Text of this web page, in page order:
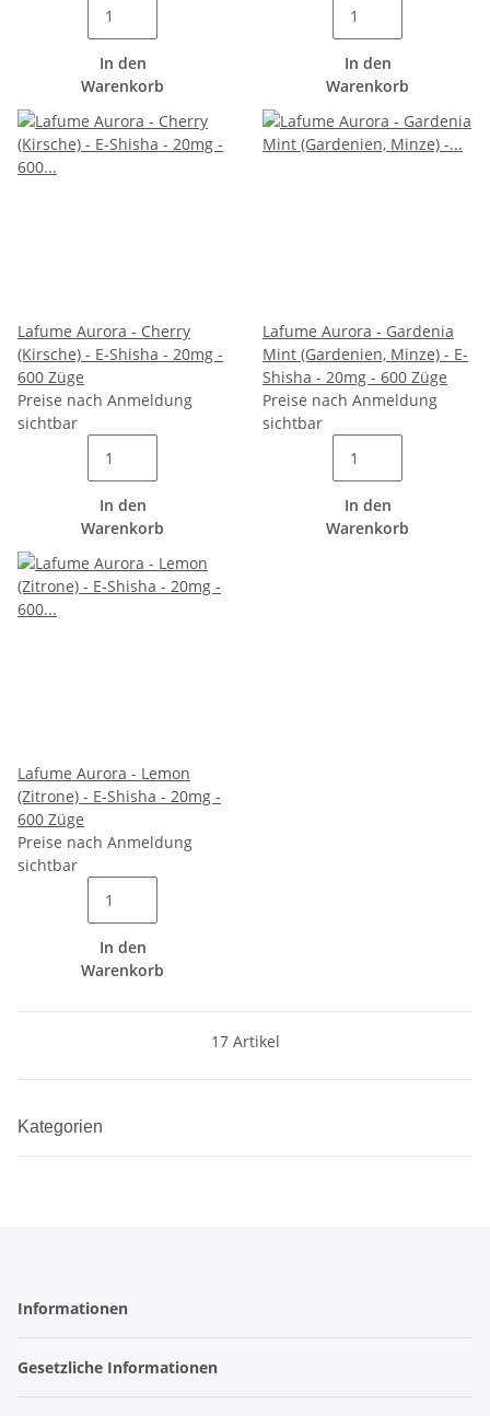
In den
Warenkorb
In den
Warenkorb
Lafume Aurora - Cherry
(Kirsche) - E-Shisha - 20mg -
600 Züge
Preise nach Anmeldung
sichtbar
In den
Warenkorb
Lafume Aurora - Gardenia
Mint (Gardenien, Minze) - E-
Shisha - 20mg - 600 Züge
Preise nach Anmeldung
sichtbar
In den
Warenkorb
Lafume Aurora - Lemon
(Zitrone) - E-Shisha - 20mg -
600 Züge
Preise nach Anmeldung
sichtbar
In den
Warenkorb
17 Artikel
Kategorien
Informationen
Gesetzliche Informationen